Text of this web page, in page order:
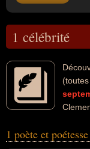
1 célébrité
Ces célébrités
1 poète et poétesse